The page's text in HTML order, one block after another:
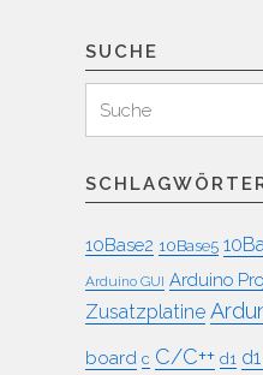
SUCHE
für:
10Base2 10Base5
Arduino GUI Arduino
Zusatzplatine
board c C/C++ d1